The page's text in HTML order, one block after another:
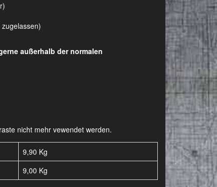
außerhalb der normalen
nicht mehr vewendet werden.
9,90 Kg
9,00 Kg